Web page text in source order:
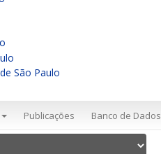
Publicações Banco de Dados